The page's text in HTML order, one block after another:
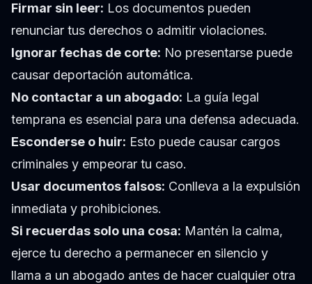
Firmar sin leer: Los documentos pueden
renunciar tus derechos o admitir violaciones.
Ignorar fechas de corte: No presentarse puede
causar deportación automática.
No contactar a un abogado: La guía legal
temprana es esencial para una defensa adecuada.
Esconderse o huir: Esto puede causar cargos
criminales y empeorar tu caso.
Usar documentos falsos: Conlleva a la expulsión
inmediata y prohibiciones.
Si recuerdas solo una cosa: Mantén la calma,
ejerce tu derecho a permanecer en silencio y
llama a un abogado antes de hacer cualquier otra